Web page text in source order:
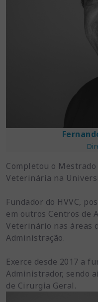
Completou o
Veterinária na
Fundador do HVVC,
em outros Centros de
Veterinário nas áreas
Administração.
Exerce desde 2017 a
Administrador, sendo
de Cirurgia Geral.